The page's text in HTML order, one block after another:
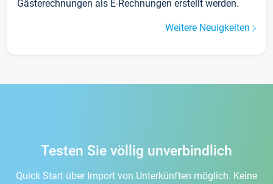
Gästerechnungen als E-Rechnungen erstellt werden.
Weitere Neuigkeiten
Testen Sie völlig unverbindlich
Quick Start über Import von Unterkünften möglich. Keine